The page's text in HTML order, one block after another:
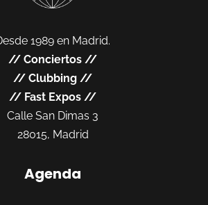
1989 en Madrid.
// Conciertos //
// Clubbing //
// Fast Expos //
Calle San Dimas 3
28015, Madrid
Agenda